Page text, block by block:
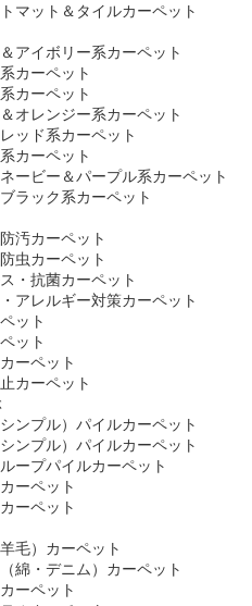
マット＆タイルカーペット
アイボリー系カーペット
カーペット
カーペット
オレンジー系カーペット
ッド系カーペット
カーペット
ービー＆パープル系カーペット
ラック系カーペット
汚カーペット
虫カーペット
・抗菌カーペット
アレルギー対策カーペット
ット
ット
ーペット
カーペット
ンプル）パイルカーペット
ンプル）パイルカーペット
ープパイルカーペット
ーペット
ーペット
毛）カーペット
綿・デニム）カーペット
ーペット